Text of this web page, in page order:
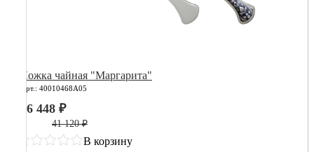
Ложка чайная "Маргарита"
Арт.: 40010468А05
16 448 ₽
41 120 ₽
В корзину